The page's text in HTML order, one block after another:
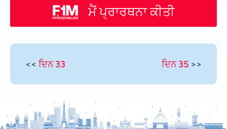
ਮੈਂ ਪ੍ਰਾਰਥਨਾ ਕੀਤੀ
<< ਦਿਨ 33 ਦਿਨ 35 >>
Thai
Vietnamese